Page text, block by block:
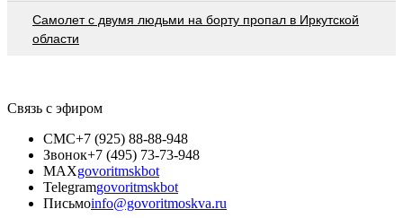
Самолет с двумя людьми на борту пропал в Иркутской
области
Связь с эфиром
СМС+7 (925) 88-88-948
Звонок+7 (495) 73-73-948
MAXgovoritmskbot
Telegramgovoritmskbot
Письмоinfo@govoritmoskva.ru